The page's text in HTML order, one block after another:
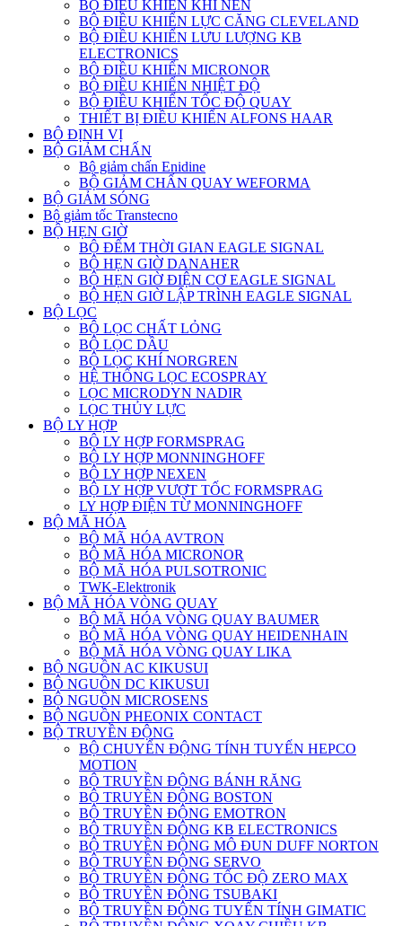
BỘ ĐIỀU KHIỂN KHÍ NÉN
BỘ ĐIỀU KHIỂN LỰC CĂNG CLEVELAND
BỘ ĐIỀU KHIỂN LƯU LƯỢNG KB
ELECTRONICS
BỘ ĐIỀU KHIỂN MICRONOR
BỘ ĐIỀU KHIỂN NHIỆT ĐỘ
BỘ ĐIỀU KHIỂN TỐC ĐỘ QUAY
THIẾT BỊ ĐIỀU KHIỂN ALFONS HAAR
BỘ ĐỊNH VỊ
BỘ GIẢM CHẤN
Bộ giảm chấn Enidine
BỘ GIẢM CHẤN QUAY WEFORMA
BỘ GIẢM SÓNG
Bộ giảm tốc Transtecno
BỘ HẸN GIỜ
BỘ ĐẾM THỜI GIAN EAGLE SIGNAL
BỘ HẸN GIỜ DANAHER
BỘ HẸN GIỜ ĐIỆN CƠ EAGLE SIGNAL
BỘ HẸN GIỜ LẬP TRÌNH EAGLE SIGNAL
BỘ LỌC
BỘ LỌC CHẤT LỎNG
BỘ LỌC DẦU
BỘ LỌC KHÍ NORGREN
HỆ THỐNG LỌC ECOSPRAY
LỌC MICRODYN NADIR
LỌC THỦY LỰC
BỘ LY HỢP
BỘ LY HỢP FORMSPRAG
BỘ LY HỢP MONNINGHOFF
BỘ LY HỢP NEXEN
BỘ LY HỢP VƯỢT TỐC FORMSPRAG
LY HỢP ĐIỆN TỪ MONNINGHOFF
BỘ MÃ HÓA
BỘ MÃ HÓA AVTRON
BỘ MÃ HÓA MICRONOR
BỘ MÃ HÓA PULSOTRONIC
TWK-Elektronik
BỘ MÃ HÓA VÒNG QUAY
BỘ MÃ HÓA VÒNG QUAY BAUMER
BỘ MÃ HÓA VÒNG QUAY HEIDENHAIN
BỘ MÃ HÓA VÒNG QUAY LIKA
BỘ NGUỒN AC KIKUSUI
BỘ NGUỒN DC KIKUSUI
BỘ NGUỒN MICROSENS
BỘ NGUỒN PHEONIX CONTACT
BỘ TRUYỀN ĐỘNG
BỘ CHUYỂN ĐỘNG TÍNH TUYẾN HEPCO
MOTION
BỘ TRUYỀN ĐỘNG BÁNH RĂNG
BỘ TRUYỀN ĐỘNG BOSTON
BỘ TRUYỀN ĐỘNG EMOTRON
BỘ TRUYỀN ĐỘNG KB ELECTRONICS
BỘ TRUYỀN ĐỘNG MÔ ĐUN DUFF NORTON
BỘ TRUYỀN ĐỘNG SERVO
BỘ TRUYỀN ĐỘNG TỐC ĐỘ ZERO MAX
BỘ TRUYỀN ĐỘNG TSUBAKI
BỘ TRUYỀN ĐỘNG TUYẾN TÍNH GIMATIC